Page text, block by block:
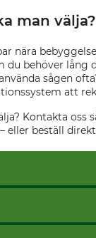
man välja?
nära
du behöver lång
sågen
att
Kontakta oss
eller beställ